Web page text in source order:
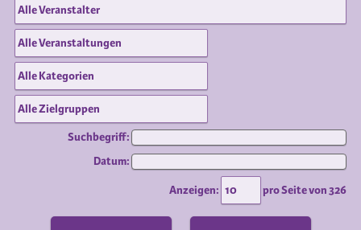
Suchbegriff:
Datum:
Anzeigen: pro Seite von326